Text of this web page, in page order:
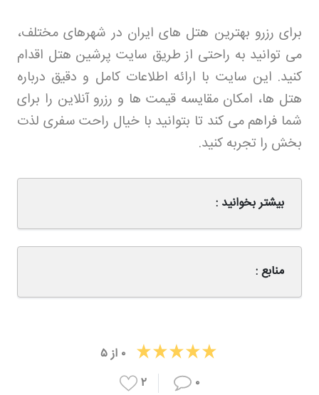
برای رزرو بهترین هتل های ایران در شهرهای مختلف،
می توانید به راحتی از طریق سایت پرشین هتل اقدام
کنید. این سایت با ارائه اطلاعات کامل و دقیق درباره
هتل ها، امکان مقایسه قیمت ها و رزرو آنلاین را برای
شما فراهم می کند تا بتوانید با خیال راحت سفری لذت
بخش را تجربه کنید.
بیشتر بخوانید :
منابع :
۰ از۵
۰
۲